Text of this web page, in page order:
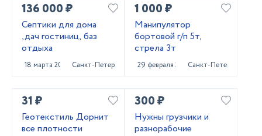
136 000 ₽
Септики для дома
,дач гостиниц, баз
отдыха
18 марта 2024 Санкт-Петербург
1 000 ₽
Манипулятор
бортовой г/п 5т,
стрела 3т
29 февраля 2024Санкт-Петербург
31 ₽
Геотекстиль Дорнит
все плотности
300 ₽
Нужны грузчики и
разнорабочие